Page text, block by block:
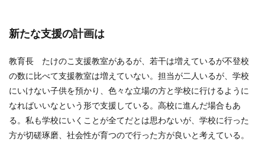
新たな支援の計画は
教育長 たけのこ支援教室があるが、若干は増えているが不登校
の数に比べて支援教室は増えていない。担当が二人いるが、学校
にいけない子供を預かり、色々な立場の方と学校に行けるように
なればいいなという形で支援している。高校に進んだ場合もあ
る。私も学校にいくことが全てだとは思わないが、学校に行った
方が切磋琢磨、社会性が育つので行った方が良いと考えている。